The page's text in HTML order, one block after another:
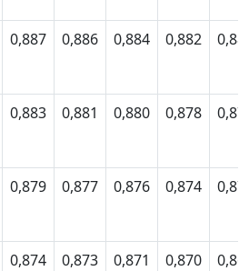
0,887 0,886 0,884 0,882
0,883 0,881 0,880 0,878
0,879 0,877 0,876 0,874
0,874 0,873 0,871 0,870